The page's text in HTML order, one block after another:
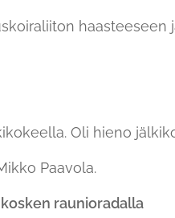
Oli hieno
Paavola.
raunioradalla